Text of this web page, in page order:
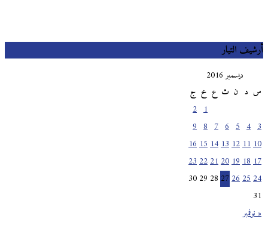
أرشيف التيار
ديسمبر 2016
س
ث خ ج
« نوفمبر
10
11
12
13
14
15
16
17
18
19
20
21
22
23
24
25
26
27
28
29
30
31